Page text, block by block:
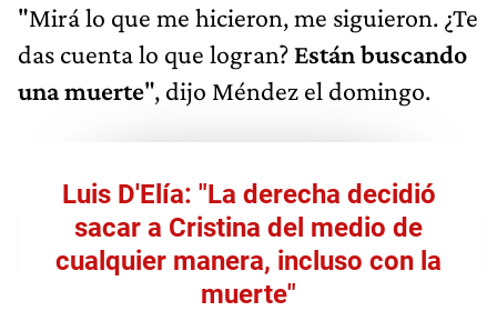
"Mirá lo que me hicieron, me siguieron. ¿Te
das cuenta lo que logran? Están buscando
una muerte", dijo Méndez el domingo.
Luis D'Elía: "La derecha decidió
sacar a Cristina del medio de
cualquier manera, incluso con la
muerte"